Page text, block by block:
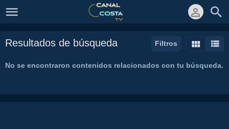
Filtros
Resultados de búsqueda
No se encontraron contenidos relacionados con tu búsqueda.